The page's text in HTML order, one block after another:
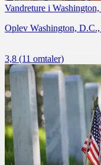
Vandreture i
Oplev Washington, D.C.,
3,8 (11 omtaler)